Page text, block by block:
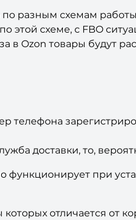
разным схемам
этой схеме, с FBO
в Ozon товары будут
телефона
доставки, то,
при
отличается от